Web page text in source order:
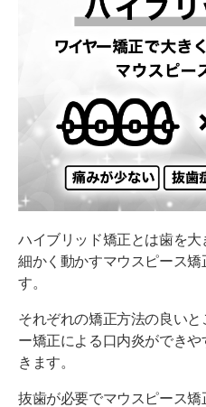
ハイブリッド矯正とは歯を
細かく動かすマウスピース
す。
それぞれの矯正方法の良い
ー矯正による口内炎ができ
きます。
抜歯が必要でマウスピース